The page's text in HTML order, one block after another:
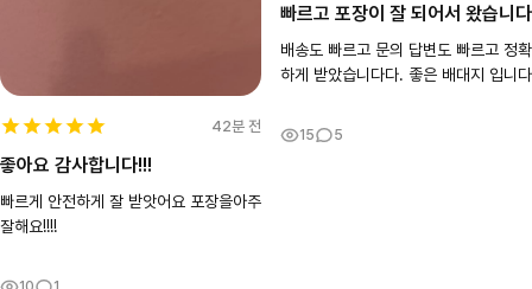
42분 전
좋아요 감사합니다!!!
빠르게 안전하게 잘 받앗어요 포장을아주
잘해요!!!!
빠르고 포장이 잘 되어서 왔습니
배송도 빠르고 문의 답변도 빠르고 정확
하게 받았습니다다. 좋은 배대지 입니
15 5